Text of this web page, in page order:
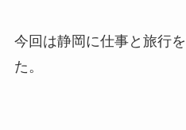
今回は静岡に仕事と旅行
た。